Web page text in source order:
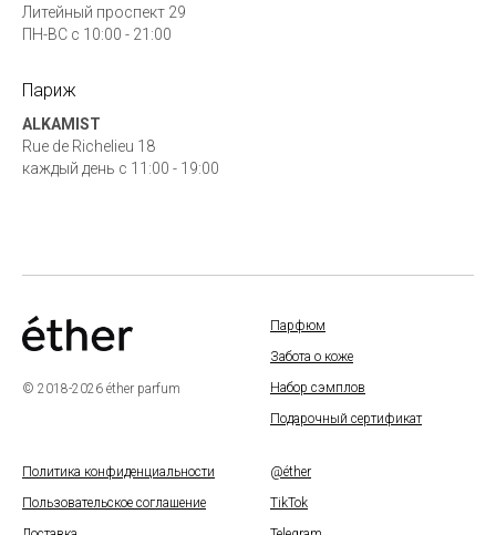
Литейный проспект 29
ПН-ВС c 10:00 - 21:00
Париж
ALKAMIST
Rue de Richelieu 18
каждый день с 11:00 - 19:00
© 2018-2026 éther parfum
Парфюм
Забота о коже
Набор сэмплов
Подарочный сертификат
Политика конфиденциальности
Пользовательское соглашение
@éther
TikTok